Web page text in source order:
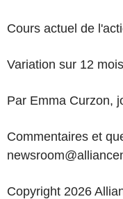
Cours actuel de
Variation sur 12
Par Emma Curzon,
Commentaires et
Copyright 2026